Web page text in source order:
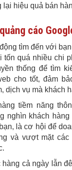
lại hiệu quả bán
cáo
tìm đến với
tốn quá nhiều chi
thống để tìm
cho tốt, đảm
dịch vụ mà khách
tiềm năng
nghìn khách
là cơ hội để
và vượt mặt các
cả ngày lẫn